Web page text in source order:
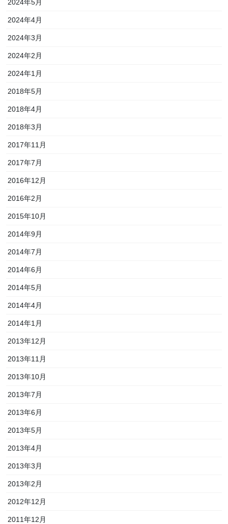
2024年5月
2024年4月
2024年3月
2024年2月
2024年1月
2018年5月
2018年4月
2018年3月
2017年11月
2017年7月
2016年12月
2016年2月
2015年10月
2014年9月
2014年7月
2014年6月
2014年5月
2014年4月
2014年1月
2013年12月
2013年11月
2013年10月
2013年7月
2013年6月
2013年5月
2013年4月
2013年3月
2013年2月
2012年12月
2011年12月